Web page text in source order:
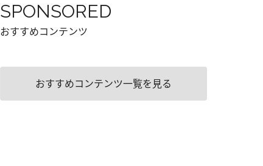
SPONSORED
おすすめコンテンツ
おすすめコンテンツ一覧を見る